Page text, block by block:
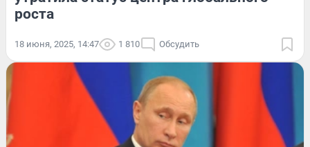
роста
18 июня, 2025, 14:47 1 810 Обсудить